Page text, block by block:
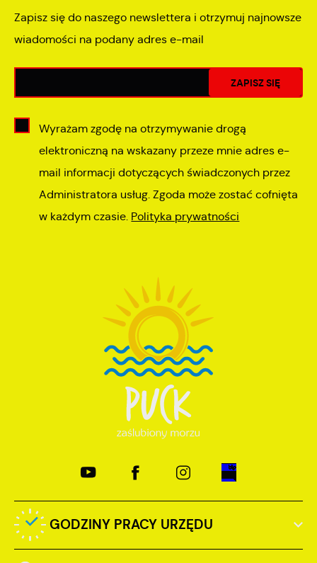
Zapisz się do naszego newslettera i otrzymuj najnowsze
wiadomości na podany adres e-mail
Wyrażam zgodę na otrzymywanie drogą
elektroniczną na wskazany przeze mnie adres e-
mail informacji dotyczących świadczonych przez
Administratora usług. Zgoda może zostać cofnięta
w każdym czasie. Polityka prywatności
GODZINY PRACY URZĘDU